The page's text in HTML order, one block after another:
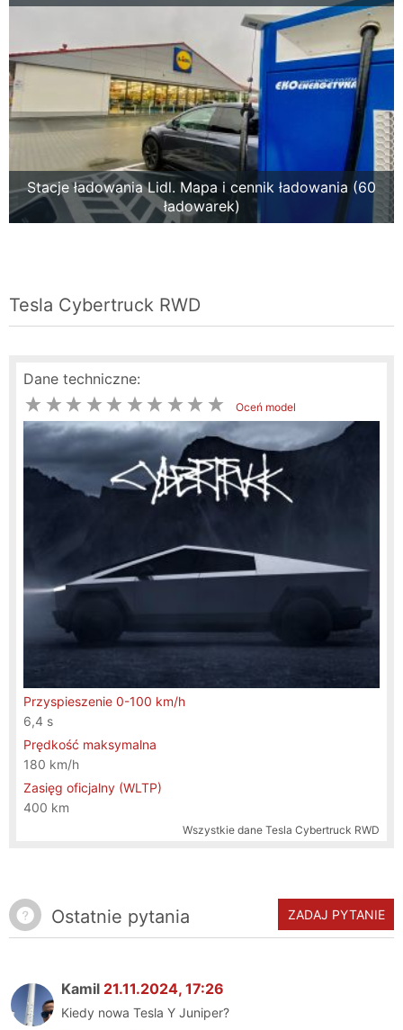
Stacje ładowania Lidl. Mapa i cennik ładowania (60
ładowarek)
Tesla Cybertruck RWD
Dane techniczne:
Oceń model
Przyspieszenie 0-100 km/h
6,4 s
Prędkość maksymalna
180 km/h
Zasięg oficjalny (WLTP)
400 km
Wszystkie dane Tesla Cybertruck RWD
Ostatnie pytania ZADAJ PYTANIE
Kamil 21.11.2024, 17:26
Kiedy nowa Tesla Y Juniper?